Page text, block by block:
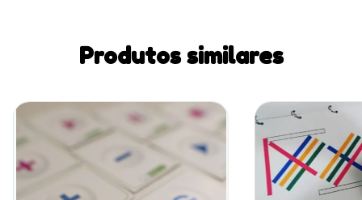
Produtos similares